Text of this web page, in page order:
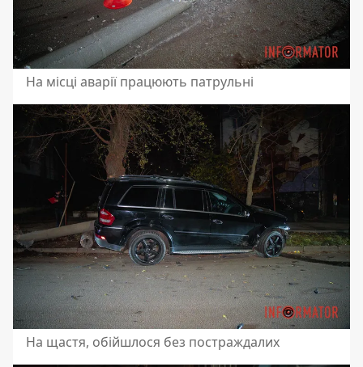
На місці аварії працюють патрульні
На щастя, обійшлося без постраждалих